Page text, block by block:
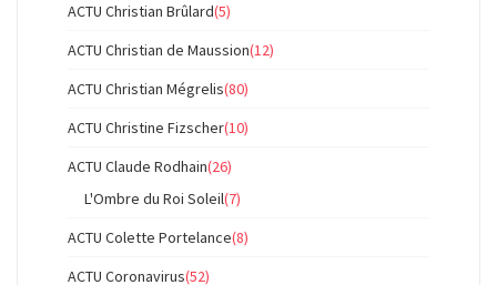
ACTU Christian Brûlard(5)
ACTU Christian de Maussion(12)
ACTU Christian Mégrelis(80)
ACTU Christine Fizscher(10)
ACTU Claude Rodhain(26)
L'Ombre du Roi Soleil(7)
ACTU Colette Portelance(8)
ACTU Coronavirus(52)